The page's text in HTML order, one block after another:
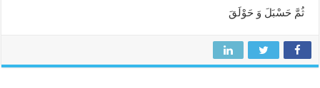
ثُمَّ حَسْبَلَ وَ حَوْلَقَ‏